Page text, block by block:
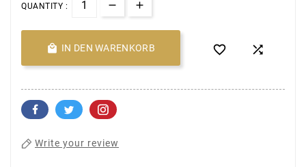
QUANTITY :
 IN DEN WARENKORB  
Write your review